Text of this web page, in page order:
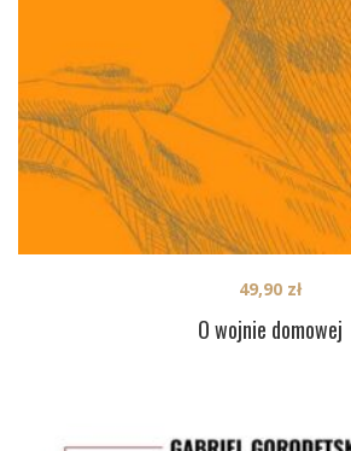
O wojnie domowej
49,90 zł